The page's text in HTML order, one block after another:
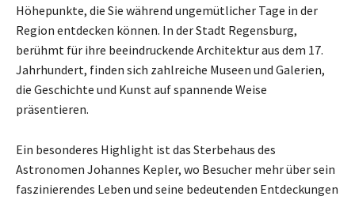
Höhepunkte, die Sie während ungemütlicher Tage in der
Region entdecken können. In der Stadt Regensburg,
berühmt für ihre beeindruckende Architektur aus dem 17.
Jahrhundert, finden sich zahlreiche Museen und Galerien,
die Geschichte und Kunst auf spannende Weise
präsentieren.
Ein besonderes Highlight ist das Sterbehaus des
Astronomen Johannes Kepler, wo Besucher mehr über sein
faszinierendes Leben und seine bedeutenden Entdeckungen